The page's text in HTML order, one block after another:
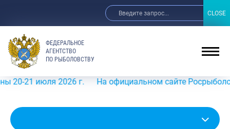
ФЕДЕРАЛЬНОЕ
АГЕНТСТВО
ПО РЫБОЛОВСТВУ
2026 г. На официальном сайте Росрыболовства в
CLOSE
CLOSE